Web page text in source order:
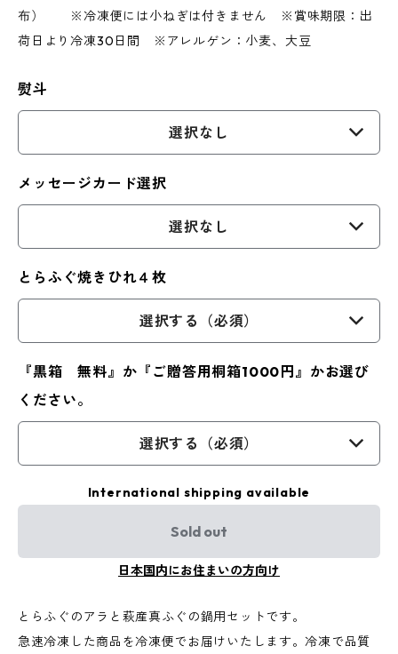
布） ※冷凍便には小ねぎは付きません ※賞味期限：出
荷日より冷凍30日間 ※アレルゲン：小麦、大豆
熨斗
選択なし
メッセージカード選択
選択なし
とらふぐ焼きひれ４枚
選択する（必須）
『黒箱 無料』か『ご贈答用桐箱1000円』かお選び
ください。
選択する（必須）
International shipping available
Sold out
日本国内にお住まいの方向け
とらふぐのアラと萩産真ふぐの鍋用セットです。
急速冷凍した商品を冷凍便でお届けいたします。冷凍で品質